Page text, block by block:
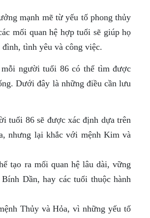
mạnh mẽ từ yếu tố phong thủy
mối quan hệ hợp tuổi sẽ giúp họ
tình yêu và công việc.
người tuổi 86 có thể tìm được
Dưới đây là những điều cần lưu
tuổi 86 sẽ được xác định dựa trên
nhưng lại khắc với mệnh Kim và
tạo ra mối quan hệ lâu dài, vững
Dần, hay các tuổi thuộc hành
Thủy và Hỏa, vì những yếu tố